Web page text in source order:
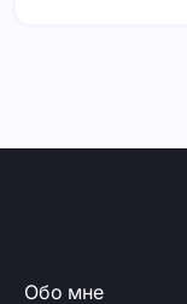
Обо мне